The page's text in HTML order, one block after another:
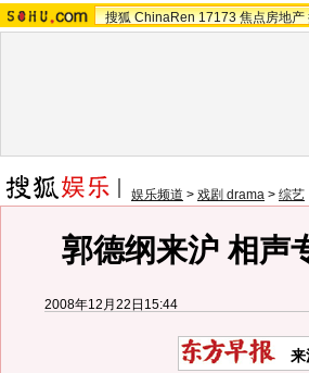
搜狐 ChinaRen 17173 焦点房地产
娱乐频道 > 戏剧 drama > 综艺
郭德纲来沪 相声
2008年12月22日15:44
来